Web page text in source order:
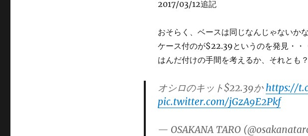
2017/03/12追記
おそらく、ベースは同じなんじゃないか
ケース付のが$22.39というのを発見・・
はんだ付けの手間を考えるか、それとも
オシロのキット$22.39か https://
pic.twitter.com/jGzA9E2Pkf
— OSAKANA TARO